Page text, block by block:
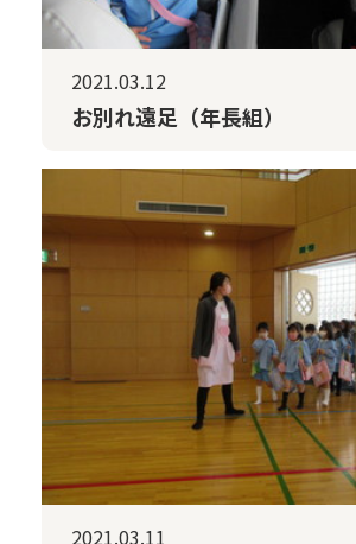
2021.03.12
お別れ遠足（年長組）
2021.03.11